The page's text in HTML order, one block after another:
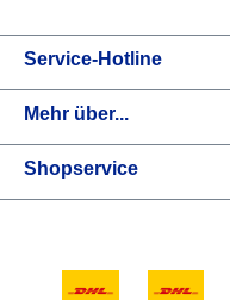
Service-Hotline
Mehr über...
Shopservice